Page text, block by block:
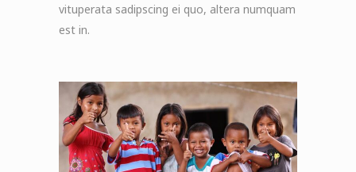
vituperata sadipscing ei quo, altera numquam
est in.